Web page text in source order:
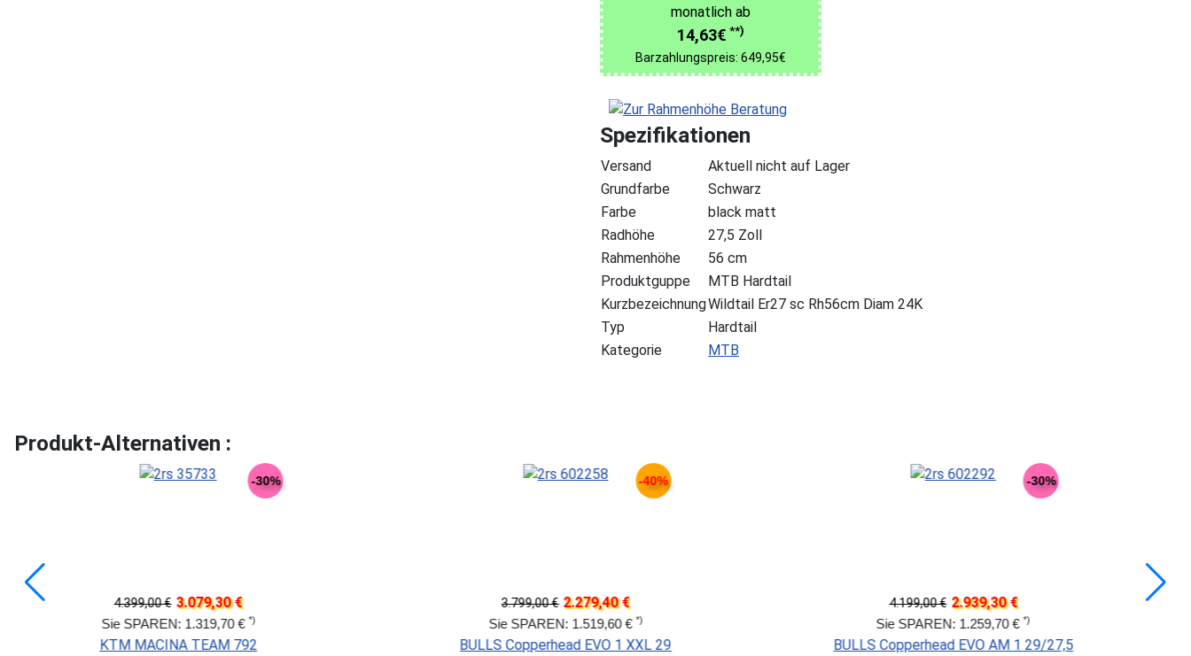
monatlich ab
14,63€ **)
Barzahlungspreis: 649,95€
Spezifikationen
Versand
Aktuell nicht auf Lager
Grundfarbe
Schwarz
Farbe
black matt
Radhöhe
27,5 Zoll
Rahmenhöhe
56 cm
Produktguppe
MTB Hardtail
KurzbezeichnungWildtail Er27 sc Rh56cm Diam 24K
Typ
Hardtail
Kategorie
MTB
Produkt-Alternativen :
BULLS Copperhead EVO AM 1 29/27,5
3.849,30 €